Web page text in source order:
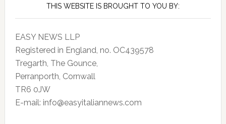
THIS WEBSITE IS BROUGHT TO YOU BY:
EASY NEWS LLP
Registered in England, no. OC439578
Tregarth, The Gounce,
Perranporth, Cornwall
TR6 0JW
E-mail: info@easyitaliannews.com